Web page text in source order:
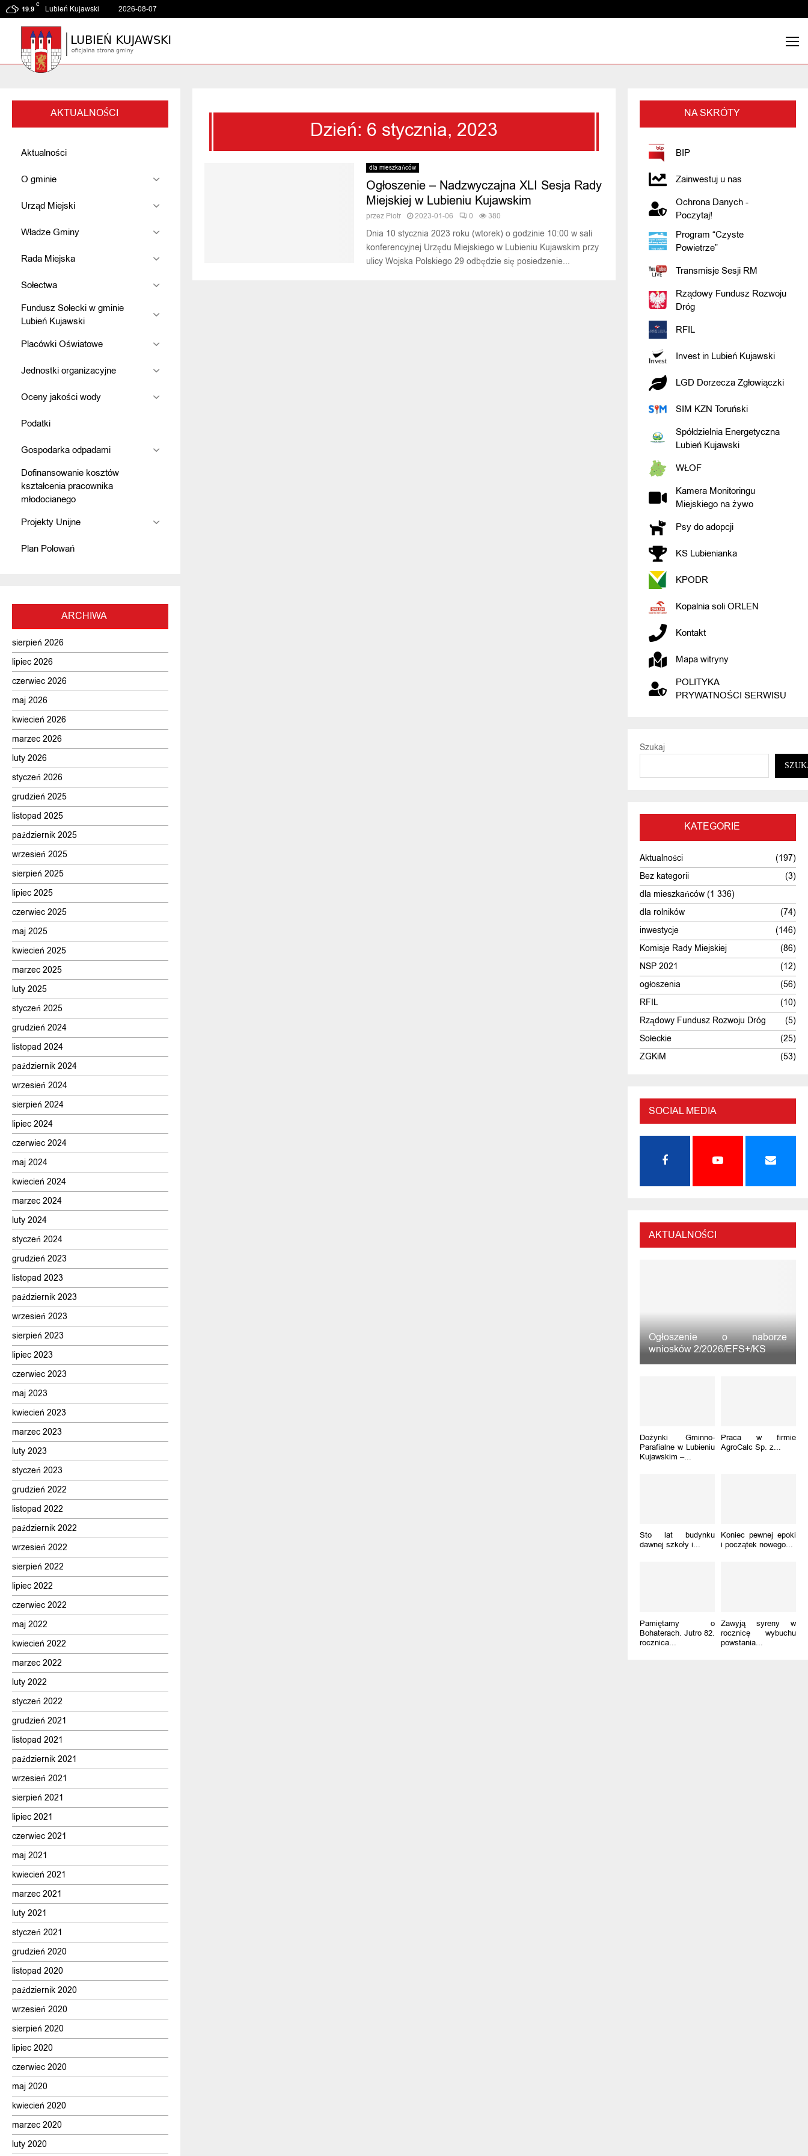
19.9
C Lubień Kujawski 2026-08-07
Dzień: 6 stycznia, 2023
dla mieszkańców
Ogłoszenie – Nadzwyczajna XLI Sesja Rady
Miejskiej w Lubieniu Kujawskim
przez Piotr 2023-01-06 0 380
Dnia 10 stycznia 2023 roku (wtorek) o godzinie 10:00 w sali
konferencyjnej Urzędu Miejskiego w Lubieniu Kujawskim przy
ulicy Wojska Polskiego 29 odbędzie się posiedzenie...
AKTUALNOŚCI
Aktualności
O gminie
Urząd Miejski
Władze Gminy
Rada Miejska
Sołectwa
Fundusz Sołecki w gminie
Lubień Kujawski
Placówki Oświatowe
Jednostki organizacyjne
Oceny jakości wody
Podatki
Gospodarka odpadami
Dofinansowanie kosztów
kształcenia pracownika
młodocianego
Projekty Unijne
Plan Polowań
ARCHIWA
sierpień 2026
lipiec 2026
czerwiec 2026
maj 2026
kwiecień 2026
marzec 2026
luty 2026
styczeń 2026
grudzień 2025
listopad 2025
październik 2025
wrzesień 2025
sierpień 2025
lipiec 2025
czerwiec 2025
maj 2025
kwiecień 2025
marzec 2025
luty 2025
styczeń 2025
grudzień 2024
listopad 2024
październik 2024
wrzesień 2024
sierpień 2024
lipiec 2024
czerwiec 2024
maj 2024
kwiecień 2024
marzec 2024
luty 2024
styczeń 2024
grudzień 2023
listopad 2023
październik 2023
wrzesień 2023
sierpień 2023
lipiec 2023
czerwiec 2023
maj 2023
kwiecień 2023
marzec 2023
luty 2023
styczeń 2023
grudzień 2022
listopad 2022
październik 2022
wrzesień 2022
sierpień 2022
lipiec 2022
czerwiec 2022
maj 2022
kwiecień 2022
marzec 2022
luty 2022
styczeń 2022
grudzień 2021
listopad 2021
październik 2021
wrzesień 2021
sierpień 2021
lipiec 2021
czerwiec 2021
maj 2021
kwiecień 2021
marzec 2021
luty 2021
styczeń 2021
grudzień 2020
listopad 2020
październik 2020
wrzesień 2020
sierpień 2020
lipiec 2020
czerwiec 2020
maj 2020
kwiecień 2020
marzec 2020
luty 2020
NA SKRÓTY
BIP
Zainwestuj u nas
Ochrona Danych -
Poczytaj!
Program “Czyste
Powietrze”
Transmisje Sesji RM
Rządowy Fundusz Rozwoju
Dróg
RFIL
Invest in Lubień Kujawski
LGD Dorzecza Zgłowiączki
SIM KZN Toruński
Spółdzielnia Energetyczna
Lubień Kujawski
WŁOF
Kamera Monitoringu
Miejskiego na żywo
Psy do adopcji
KS Lubienianka
KPODR
Kopalnia soli ORLEN
Kontakt
Mapa witryny
POLITYKA
PRYWATNOŚCI SERWISU
Szukaj
KATEGORIE
Aktualności
(197)
Bez kategorii
(3)
dla mieszkańców (1 336)
dla rolników
(74)
inwestycje
(146)
Komisje Rady Miejskiej
(86)
NSP 2021
(12)
ogłoszenia
(56)
RFIL
(10)
Rządowy Fundusz Rozwoju Dróg
(5)
Sołeckie
(25)
ZGKiM
(53)
SOCIAL MEDIA
AKTUALNOŚCI
Ogłoszenie o naborze
wniosków 2/2026/EFS+/KS
Dożynki Gminno-
Parafialne w Lubieniu
Kujawskim –...
Praca w firmie
AgroCalc Sp. z...
Sto lat budynku
dawnej szkoły i...
Koniec pewnej epoki
i początek nowego...
Pamiętamy o
Bohaterach. Jutro 82.
rocznica...
Zawyją syreny w
rocznicę wybuchu
powstania...